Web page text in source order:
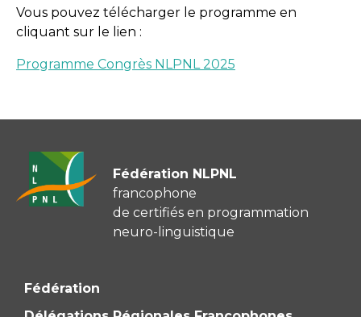
Vous pouvez télécharger le programme en
cliquant sur le lien :
Programme Congrès NLPNL 2025
Fédération NLPNL
francophone
de certifiés en programmation
neuro-linguistique
Fédération